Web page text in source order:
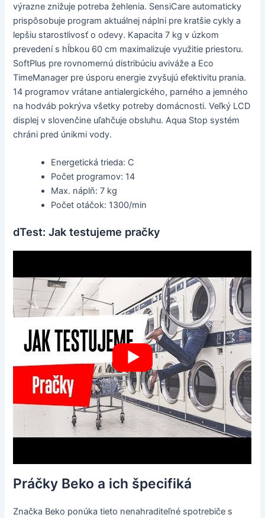
výrazne znižuje potreba žehlenia. SensiCare automaticky
prispôsobuje program aktuálnej náplni pre kratšie cykly a
lepšiu starostlivosť o odevy. Kapacita 7 kg v úzkom
prevedení s hĺbkou 60 cm maximalizuje využitie priestoru.
SoftPlus pre rovnomernú distribúciu aviváže a Eco
TimeManager pre úsporu energie zvyšujú efektivitu prania.
14 programov vrátane antialergického, parného a jemného
na hodváb pokrýva všetky potreby domácnosti. Veľký LCD
displej v slovenčine uľahčuje obsluhu. Aqua Stop systém
chráni pred únikmi vody.
Energetická trieda: C
Počet programov: 14
Max. náplň: 7 kg
Počet otáčok: 1300/min
dTest: Jak testujeme pračky
Práčky Beko a ich špecifiká
Značka Beko ponúka tieto nenahraditeľné spotrebiče s